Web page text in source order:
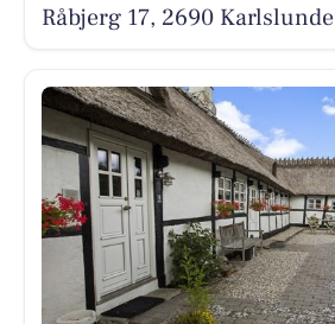
Råbjerg 17, 2690 Karlslunde